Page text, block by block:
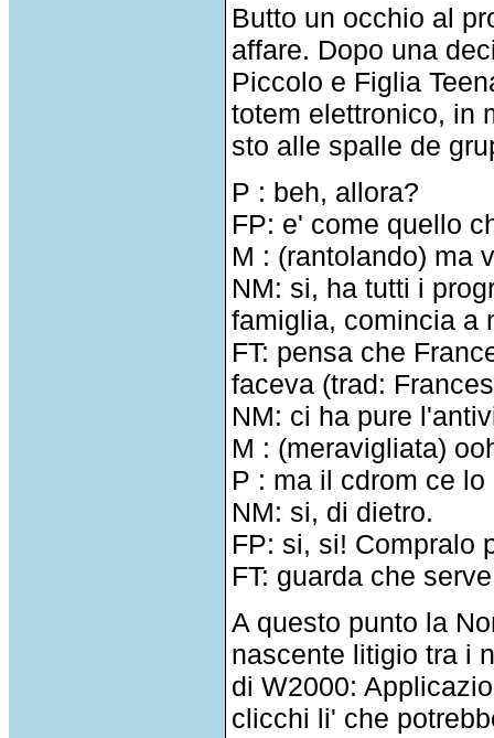
Butto un occhio al
affare. Dopo una
Piccolo e Figlia
totem elettronico, in
sto alle spalle de
P : beh, allora?
FP: e' come quello
M : (rantolando) ma
NM: si, ha tutti i
famiglia, comincia a
FT: pensa che
faceva (trad:
NM: ci ha pure
M : (meravigliata)
P : ma il cdrom ce lo
NM: si, di dietro.
FP: si, si! Compralo
FT: guarda che
A questo punto la
nascente litigio tra i
di W2000:
clicchi li' che